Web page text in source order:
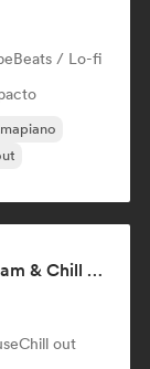
Beats / Lo-fi
Aaron Decay (Electronic Dream & Chill Electronic Dream playlists)
Chill out